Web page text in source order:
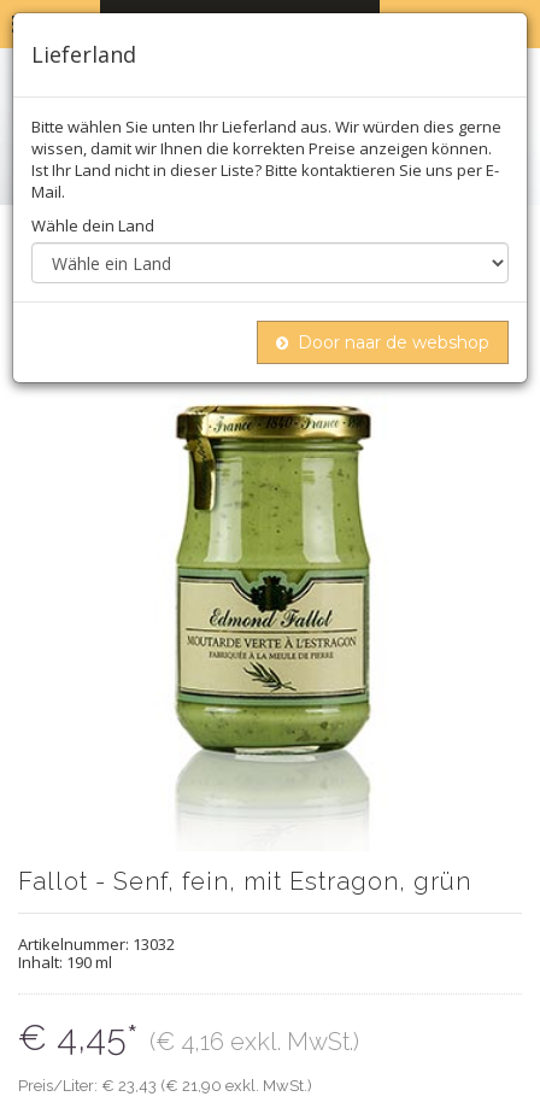
Fallot - Senf, fein, mit Estragon, grün
Artikelnummer: 13032
Inhalt: 190 ml
€ 4,45* (€ 4,16 exkl. MwSt.)
Preis/Liter: € 23,43 (€ 21,90 exkl. MwSt.)
Lieferland
Bitte wählen Sie unten Ihr Lieferland aus. Wir würden dies gerne
wissen, damit wir Ihnen die korrekten Preise anzeigen können.
Ist Ihr Land nicht in dieser Liste? Bitte kontaktieren Sie uns per E-
Mail.
Wähle dein Land
Door naar de webshop